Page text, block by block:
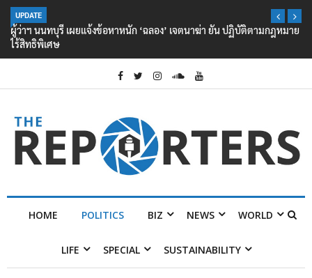
UPDATE
ผู้ว่าฯ นนทบุรี เผยแจ้งข้อหาหนัก ‘ฉลอง’ เจตนาฆ่า ยัน ปฏิบัติตามกฎหมาย
ไร้สิทธิพิเศษ
HOME POLITICS BIZ NEWS WORLD
LIFE SPECIAL SUSTAINABILITY